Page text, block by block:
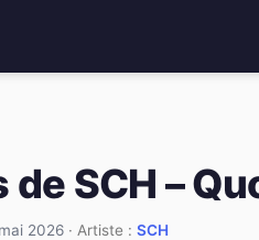
SCH –
2026 · Artiste : SCH